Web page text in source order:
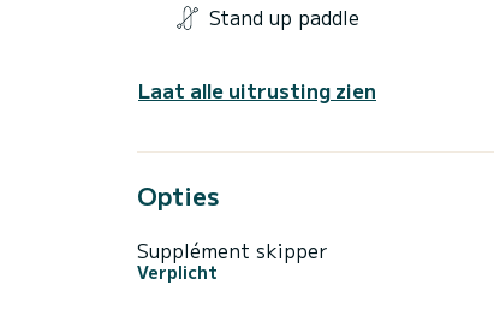
Stand up paddle
Laat alle uitrusting zien
Opties
Supplément skipper
Verplicht